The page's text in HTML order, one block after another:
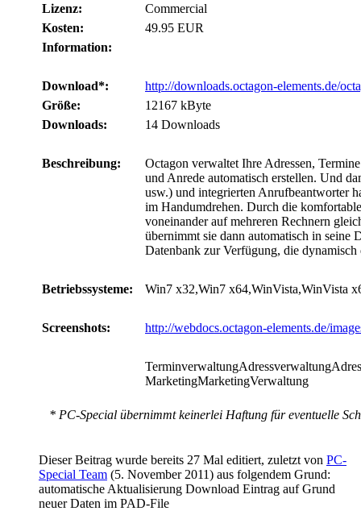
Lizenz:
Commercial
Kosten:
49.95 EUR
Information:
Download*:
http://downloads.octagon-elements.de/
Größe:
12167 kByte
Downloads:
14 Downloads
Beschreibung:
Octagon verwaltet Ihre Adressen,
und Anrede automatisch erstellen. Und
usw.) und integrierten Anrufbeantworter
im Handumdrehen. Durch die
voneinander auf mehreren Rechnern
übernimmt sie dann automatisch in seine
Datenbank zur Verfügung, die
Betriebssysteme: Win7 x32,Win7 x64,WinVista,WinVista
Screenshots: http://webdocs.octagon-elements.de/
MarketingMarketingVerwaltung
* PC-Special übernimmt keinerlei Haftung für eventuelle
Dieser Beitrag wurde bereits 27 Mal editiert, zuletzt von PC-
Special Team (5. November 2011) aus folgendem Grund:
automatische Aktualisierung Download Eintrag auf Grund
neuer Daten im PAD-File